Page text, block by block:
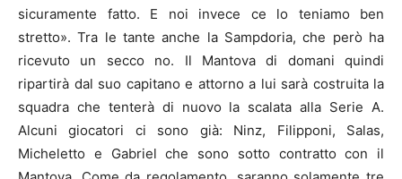
sicuramente fatto. E noi invece ce lo teniamo ben
stretto». Tra le tante anche la Sampdoria, che però ha
ricevuto un secco no. Il Mantova di domani quindi
ripartirà dal suo capitano e attorno a lui sarà costruita la
squadra che tenterà di nuovo la scalata alla Serie A.
Alcuni giocatori ci sono già: Ninz, Filipponi, Salas,
Micheletto e Gabriel che sono sotto contratto con il